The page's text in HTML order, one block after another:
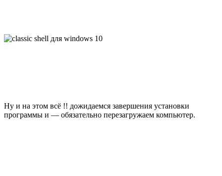
Ну и на этом всё !! дожидаемся завершения установки
программы и — обязательно перезагружаем компьютер.